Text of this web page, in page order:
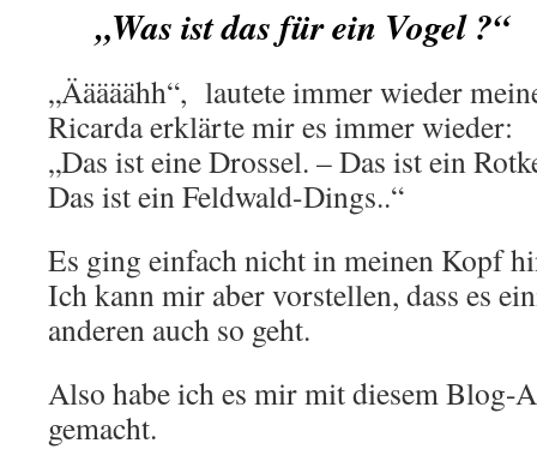
„Was ist das für ein Vogel ?“
„Ääääähh“, lautete immer wieder
Ricarda erklärte mir es immer wieder:
„Das ist eine Drossel. – Das ist ein
Das ist ein Feldwald-Dings..“
Es ging einfach nicht in meinen Kopf
Ich kann mir aber vorstellen, dass es
anderen auch so geht.
Also habe ich es mir mit diesem Blog-
gemacht.